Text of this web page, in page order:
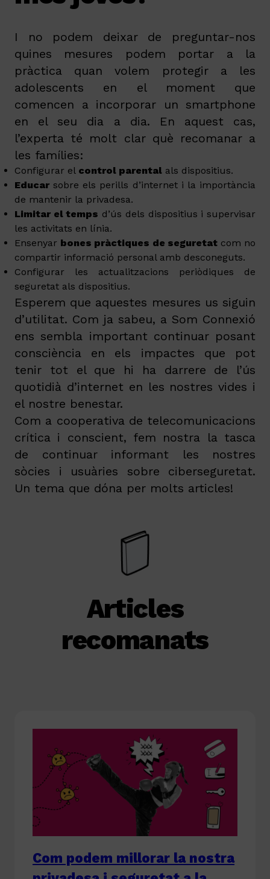
I no podem deixar de preguntar-nos
quines mesures podem portar a la
pràctica quan volem protegir a les
adolescents en el moment que
comencen a incorporar un smartphone
en el seu dia a dia. En aquest cas,
l’experta té molt clar què recomanar a
les famílies:
Configurar el control parental als dispositius.
Educar sobre els perills d’internet i la importància
de mantenir la privadesa.
Limitar el temps d’ús dels dispositius i supervisar
les activitats en línia.
Ensenyar bones pràctiques de seguretatcom no
compartir informació personal amb desconeguts.
Configurar les actualitzacions periòdiques de
seguretat als dispositius.
Esperem que aquestes mesures us siguin
d’utilitat. Com ja sabeu, a Som Connexió
ens sembla important continuar posant
consciència en els impactes que pot
tenir tot el que hi ha darrere de l’ús
quotidià d’internet en les nostres vides i
el nostre benestar.
Com a cooperativa de telecomunicacions
crítica i conscient, fem nostra la tasca
de continuar informant les nostres
sòcies i usuàries sobre ciberseguretat.
Un tema que dóna per molts articles!
Articles
recomanats
Com podem millorar la nostra